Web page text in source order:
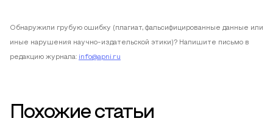
Обнаружили грубую ошибку (плагиат, фальсифицированные данные или
иные нарушения научно-издательской этики)? Напишите письмо в
редакцию журнала: info@apni.ru
Похожие статьи